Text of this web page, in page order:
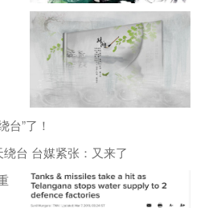
台”了！
台 台媒紧张：又来了